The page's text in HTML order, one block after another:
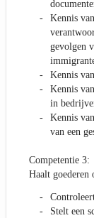
Kennis
gevolgen
Kennis
Kennis
in
Kennis
van een
Competentie 3:
Haalt goederen
Stelt een